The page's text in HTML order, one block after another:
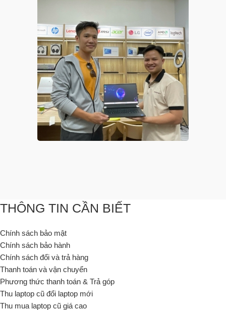
THÔNG TIN CẦN BIẾT
Chính sách bảo mật
Chính sách bảo hành
Chính sách đổi và trả hàng
Thanh toán và vận chuyển
Phương thức thanh toán & Trả góp
Thu laptop cũ đổi laptop mới
Thu mua laptop cũ giá cao